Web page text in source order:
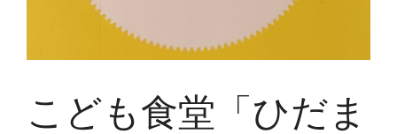
こども食堂「ひだま